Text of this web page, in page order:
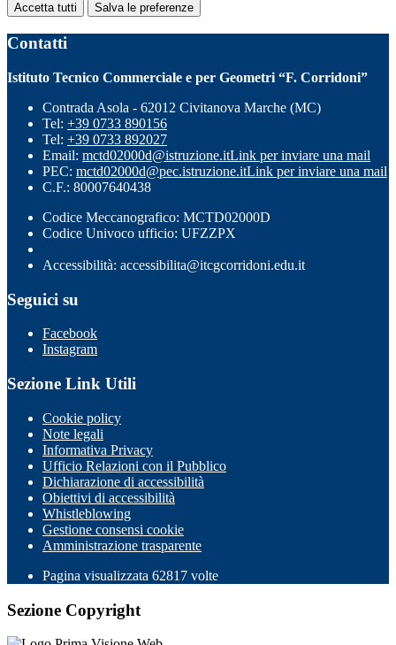
Accetta tutti Salva le preferenze
Contatti
Istituto Tecnico Commerciale e per Geometri “F. Corridoni”
Contrada Asola - 62012 Civitanova Marche (MC)
Tel: +39 0733 890156
Tel: +39 0733 892027
Email: mctd02000d@istruzione.itLink per inviare una mail
PEC: mctd02000d@pec.istruzione.itLink per inviare una mail
C.F.: 80007640438
Codice Meccanografico: MCTD02000D
Codice Univoco ufficio: UFZZPX
Accessibilità: accessibilita@itcgcorridoni.edu.it
Seguici su
Facebook
Instagram
Sezione Link Utili
Cookie policy
Note legali
Informativa Privacy
Ufficio Relazioni con il Pubblico
Dichiarazione di accessibilità
Obiettivi di accessibilità
Whistleblowing
Gestione consensi cookie
Amministrazione trasparente
Pagina visualizzata 62817 volte
Sezione Copyright